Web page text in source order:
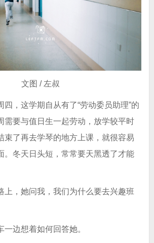
文图 / 左叔
四，这学期自从有了“劳动委员助理”的
需要与值日生一起劳动，放学较平时
束了再去学琴的地方上课，就很容易
。冬天日头短，常常要天黑透了才能
上，她问我，我们为什么要去兴趣班
一边想着如何回答她。